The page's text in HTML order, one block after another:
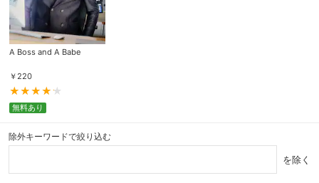
A Boss and A Babe
￥ 220
無料あり
除外キーワードで絞り込む
を除く